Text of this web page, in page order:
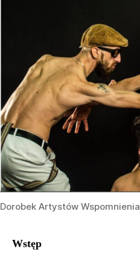
Dorobek Artystów Wspomnienia
Wstęp